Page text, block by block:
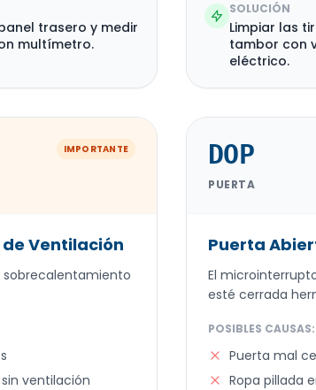
trasero y medir
multímetro.
SOLUCIÓN
Limpiar las
tambor con
eléctrico.
IMPORTANTE
Ventilación
ventilación
DOP
PUERTA
Puerta
El
esté cerrada
POSIBLES CAUSAS:
Puerta mal
Ropa pillada